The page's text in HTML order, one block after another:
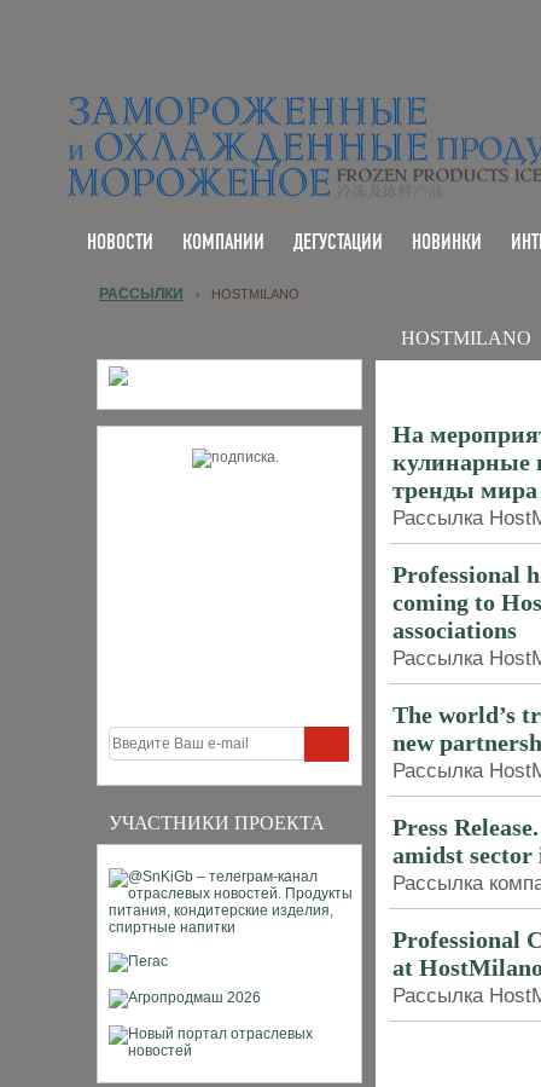
НОВОСТИ КОМПАНИИ ДЕГУСТАЦИИ НОВИНКИ
УЧАСТНИКИ ПРОЕКТА
РАССЫЛКИ › HOSTMILANO
HOSTMILANO
На
кулинарные
тренды мира
Рассылка
Professional
coming to
associations
Рассылка
The world’s
new
Рассылка
Press
amidst sector
Рассылка
Professional
at
Рассылка